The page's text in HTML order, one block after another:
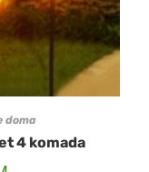
doma
4 komada